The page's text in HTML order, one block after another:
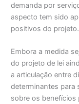
demanda por
aspecto tem sido
positivos do projeto.
Embora a medida
do projeto de lei
a articulação entre
determinantes para
sobre os benefícios